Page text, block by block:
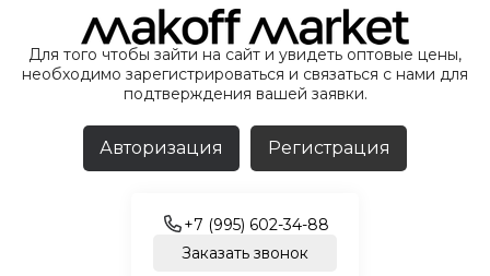
Для того чтобы зайти на сайт и увидеть оптовые цены,
необходимо зарегистрироваться и связаться с нами для
подтверждения вашей заявки.
Авторизация Регистрация
+7 (995) 602-34-88
Заказать звонок